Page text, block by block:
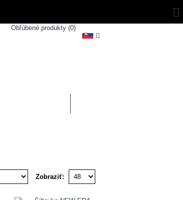
Obľúbené produkty (0)
Zobraziť: